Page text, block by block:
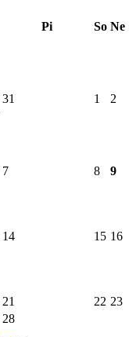
Pi So Ne
31 1 2
7 8
9
14 15 16
21 22 23
28